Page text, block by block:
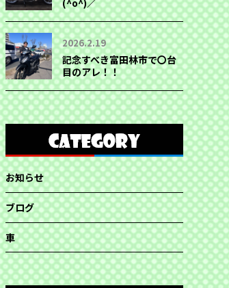
(^o^)／
2026.2.19
記念すべき富田林市で〇台
目のアレ！！
お知らせ
ブログ
車